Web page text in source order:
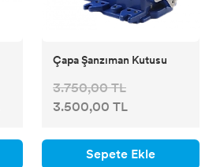
Çapa Şanzıman Kutusu
3.750,00 TL
3.500,00 TL
Sepete Ekle